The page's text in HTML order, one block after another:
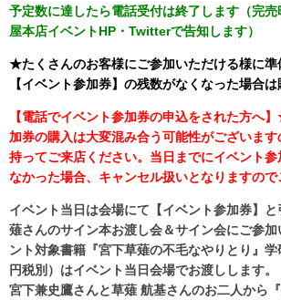
予定数に達したら電話受付は終了します（完
屋本店イベントHP・Twitterで告知します）
★たくさんのお客様にご参加いただける様に準
【イベント参加券】の残数がなくなった場合
【電話でイベント参加券の申込をされた方へ
加券の購入は大変混み合う可能性がございま
持ってご来店ください。当日までにイベント
なかった場合、キャンセル扱いとなりますので
イベント当日は会場にて【イベント参加券】
薙さんのサイン本お渡し会＆サイン会にご参
ント対象書籍『宮下草薙の不毛なやりとり』
円税別）はイベント当日会場でお渡しします。
宮下兼史鷹さんと草薙 航基さんのお二人から